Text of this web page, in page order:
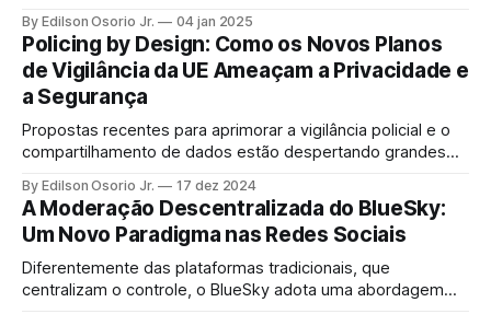
invulnerável?
By Edilson Osorio Jr. 04 jan 2025
Policing by Design: Como os Novos Planos
de Vigilância da UE Ameaçam a Privacidade e
a Segurança
Propostas recentes para aprimorar a vigilância policial e o
compartilhamento de dados estão despertando grandes
By Edilson Osorio Jr. 17 dez 2024
A Moderação Descentralizada do BlueSky:
Um Novo Paradigma nas Redes Sociais
Diferentemente das plataformas tradicionais, que
centralizam o controle, o BlueSky adota uma abordagem